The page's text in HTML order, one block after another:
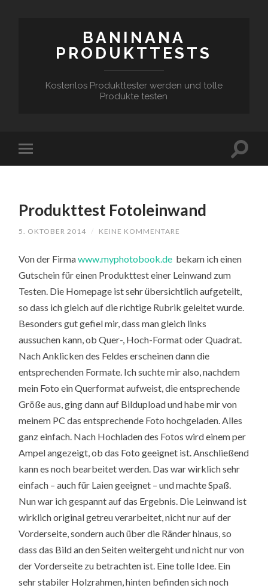
BANINANA
PRODUKTTESTS
Kostenlos Produkttester werden und tolle
Produkte testen
Produkttest Fotoleinwand
5. OKTOBER 2014 / KEINE KOMMENTARE
Von der Firmawww.myphotobook.de bekam ich einen
Gutschein für einen Produkttest einer Leinwand zum
Testen. Die Homepage ist sehr übersichtlich aufgeteilt,
so dass ich gleich auf die richtige Rubrik geleitet wurde.
Besonders gut gefiel mir, dass man gleich links
aussuchen kann, ob Quer-, Hoch-Format oder Quadrat.
Nach Anklicken des Feldes erscheinen dann die
entsprechenden Formate. Ich suchte mir also, nachdem
mein Foto ein Querformat aufweist, die entsprechende
Größe aus, ging dann auf Bildupload und habe mir von
meinem PC das entsprechende Foto hochgeladen. Alles
ganz einfach. Nach Hochladen des Fotos wird einem per
Ampel angezeigt, ob das Foto geeignet ist. Anschließend
kann es noch bearbeitet werden. Das war wirklich sehr
einfach – auch für Laien geeignet – und machte Spaß.
Nun war ich gespannt auf das Ergebnis. Die Leinwand ist
wirklich original getreu verarbeitet, nicht nur auf der
Vorderseite, sondern auch über die Ränder hinaus, so
dass das Bild an den Seiten weitergeht und nicht nur von
der Vorderseite zu betrachten ist. Eine tolle Idee. Ein
sehr stabiler Holzrahmen, hinten befinden sich noch